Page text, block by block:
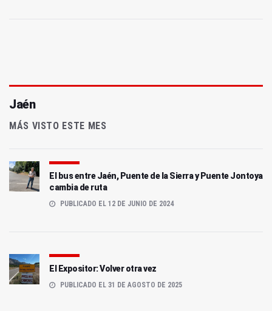
Jaén
MÁS VISTO ESTE MES
El bus entre Jaén, Puente de la Sierra y Puente Jontoya
cambia de ruta
PUBLICADO EL 12 DE JUNIO DE 2024
El Expositor: Volver otra vez
PUBLICADO EL 31 DE AGOSTO DE 2025